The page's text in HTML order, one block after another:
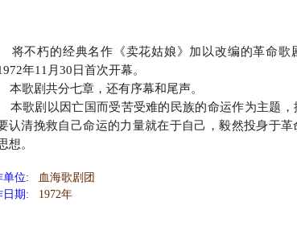
将不朽的经典名作《卖花姑娘》加以改编的革命歌
年11月30日首次开幕。
本歌剧共分七章，还有序幕和尾声。
本歌剧以因亡国而受苦受难的民族的命运作为主题，
认清挽救自己命运的力量就在于自己，毅然投身于革
想。
单位:
血海歌剧团
日期:
1972年